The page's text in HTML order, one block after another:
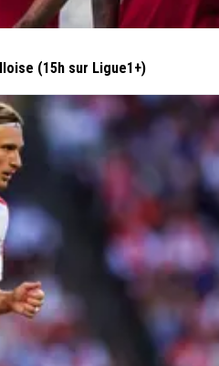
(15h sur Ligue1+)